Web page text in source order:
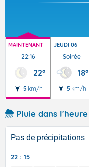
MAINTENANT
22:16
22°
5 km/h
JEUDI 06
Soirée
18°
5 km/h
Pluie dans l'heure
Pas de précipitations
22 : 15